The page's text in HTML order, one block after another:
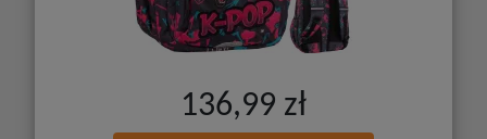
136,99 zł